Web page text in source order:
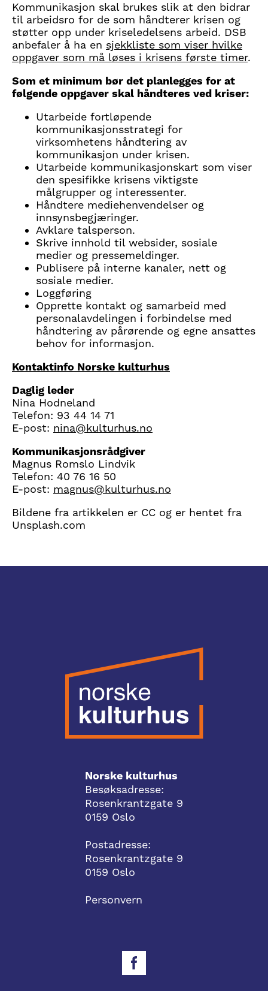
Kommunikasjon skal brukes slik at den bidrar
til arbeidsro for de som håndterer krisen og
støtter opp under kriseledelsens arbeid. DSB
anbefaler å ha en sjekkliste som viser hvilke
oppgaver som må løses i krisens første timer.
Som et minimum bør det planlegges for at
følgende oppgaver skal håndteres ved kriser:
Utarbeide fortløpende
kommunikasjonsstrategi for
virksomhetens håndtering av
kommunikasjon under krisen.
Utarbeide kommunikasjonskart som viser
den spesifikke krisens viktigste
målgrupper og interessenter.
Håndtere mediehenvendelser og
innsynsbegjæringer.
Avklare talsperson.
Skrive innhold til websider, sosiale
medier og pressemeldinger.
Publisere på interne kanaler, nett og
sosiale medier.
Loggføring
Opprette kontakt og samarbeid med
personalavdelingen i forbindelse med
håndtering av pårørende og egne ansattes
behov for informasjon.
Kontaktinfo Norske kulturhus
Daglig leder
Nina Hodneland
Telefon: 93 44 14 71
E-post: nina@kulturhus.no
Kommunikasjonsrådgiver
Magnus Romslo Lindvik
Telefon: 40 76 16 50
E-post: magnus@kulturhus.no
Bildene fra artikkelen er CC og er hentet fra
Unsplash.com
Norske kulturhus
Besøksadresse:
Rosenkrantzgate 9
0159 Oslo
Postadresse:
Rosenkrantzgate 9
0159 Oslo
Personvern